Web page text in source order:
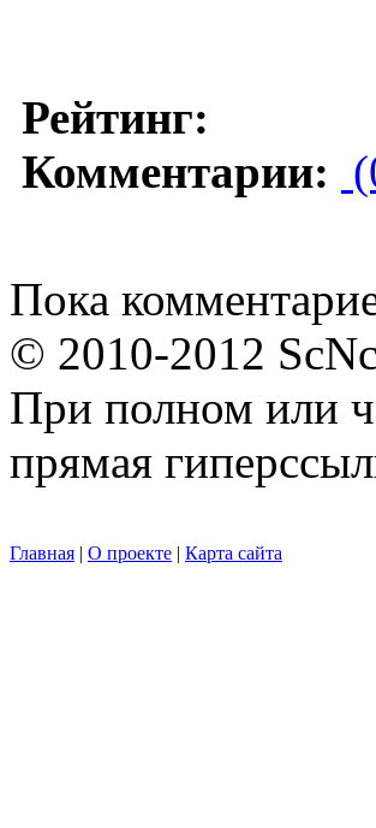
Рейтинг:
Комментарии:
Пока
© 2010-2012
При полном или
прямая
Главная | О проекте | Карта сайта